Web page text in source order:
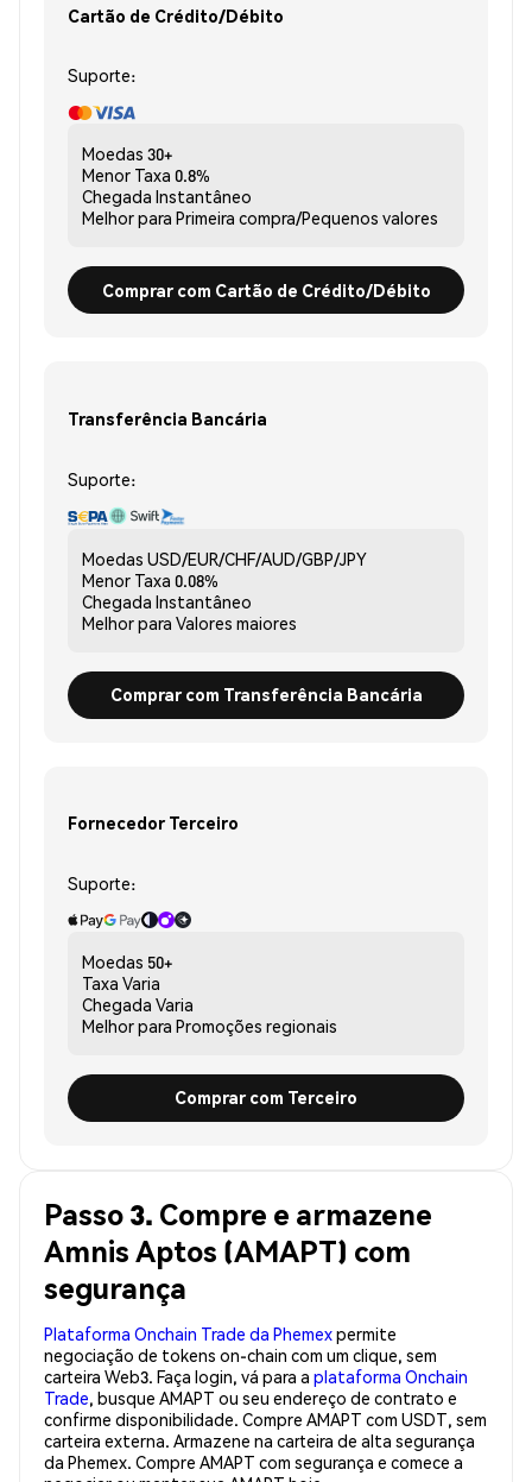
Cartão de Crédito/Débito
Suporte:
Moedas 30+
Menor Taxa 0.8%
Chegada Instantâneo
Melhor para Primeira compra/Pequenos valores
Comprar com Cartão de Crédito/Débito
Transferência Bancária
Suporte:
Moedas USD/EUR/CHF/AUD/GBP/JPY
Menor Taxa 0.08%
Chegada Instantâneo
Melhor para Valores maiores
Comprar com Transferência Bancária
Fornecedor Terceiro
Suporte:
Moedas 50+
Taxa Varia
Chegada Varia
Melhor para Promoções regionais
Comprar com Terceiro
Passo 3. Compre e armazene
Amnis Aptos (AMAPT) com
segurança
Plataforma Onchain Trade da Phemexpermite
negociação de tokens on-chain com um clique, sem
carteira Web3. Faça login, vá para a plataforma Onchain
Trade, busque AMAPT ou seu endereço de contrato e
confirme disponibilidade. Compre AMAPT com USDT, sem
carteira externa. Armazene na carteira de alta segurança
da Phemex. Compre AMAPT com segurança e comece a